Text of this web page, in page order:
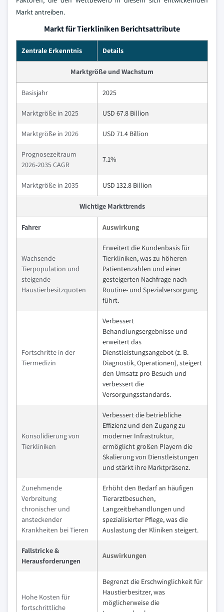
Markt antreiben.
Markt für Tierkliniken Berichtsattribute
Zentrale Erkenntnis Details
Marktgröße und Wachstum
Basisjahr 2025
Marktgröße in 2025 USD 67.8 Billion
Marktgröße in 2026 USD 71.4 Billion
Prognosezeitraum
2026-2035 CAGR
7.1%
Marktgröße in 2035 USD 132.8 Billion
Wichtige Markttrends
Fahrer Auswirkung
Wachsende
Tierpopulation und
steigende
Haustierbesitzquoten
Erweitert die Kundenbasis für
Tierkliniken, was zu höheren
Patientenzahlen und einer
gesteigerten Nachfrage nach
Routine- und Spezialversorgung
führt.
Fortschritte in der
Tiermedizin
Verbessert
Behandlungsergebnisse und
erweitert das
Dienstleistungsangebot (z. B.
Diagnostik, Operationen), steigert
den Umsatz pro Besuch und
verbessert die
Versorgungsstandards.
Konsolidierung von
Tierkliniken
Verbessert die betriebliche
Effizienz und den Zugang zu
moderner Infrastruktur,
ermöglicht großen Playern die
Skalierung von Dienstleistungen
und stärkt ihre Marktpräsenz.
Zunehmende
Verbreitung
chronischer und
ansteckender
Krankheiten bei Tieren
Erhöht den Bedarf an häufigen
Tierarztbesuchen,
Langzeitbehandlungen und
spezialisierter Pflege, was die
Auslastung der Kliniken steigert.
Fallstricke &
Herausforderungen
Auswirkungen
Hohe Kosten für
fortschrittliche
Begrenzt die Erschwinglichkeit für
Haustierbesitzer, was
möglicherweise die